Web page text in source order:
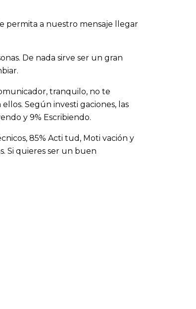
permita a nuestro mensaje llegar
De nada sirve ser un gran
tranquilo, no te
Según investi gaciones, las
y 9% Escribiendo.
85% Acti tud, Moti vación y
Si quieres ser un buen